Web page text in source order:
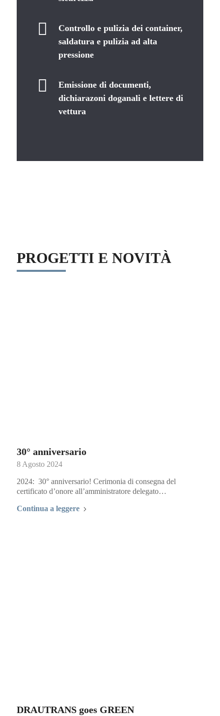
Controllo e pulizia dei container,
saldatura e pulizia ad alta
pressione
Emissione di documenti,
dichiarazoni doganali e lettere di
vettura
PROGETTI E NOVITÀ
30° anniversario
8 Agosto 2024
2024: 30° anniversario! Cerimonia di consegna del
certificato d’onore all’amministratore delegato…
Continua a leggere
DRAUTRANS goes GREEN